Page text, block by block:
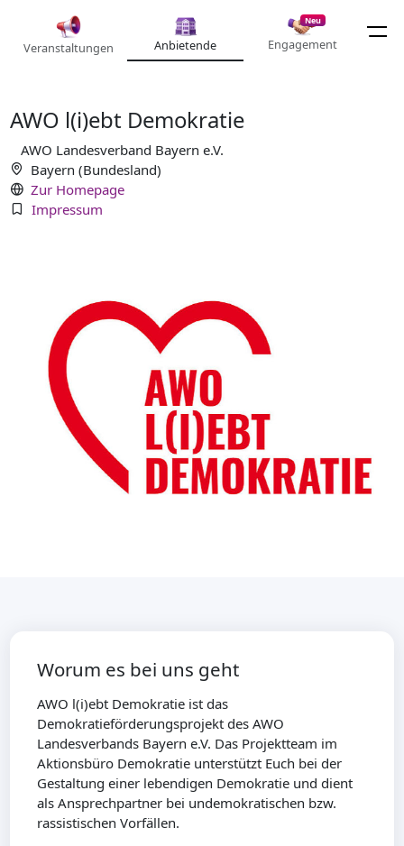
Veranstaltungen Anbietende
Neu
Engagement
AWO l(i)ebt Demokratie
AWO Landesverband Bayern e.V.
Bayern (Bundesland)
Zur Homepage
Impressum
Worum es bei uns geht
AWO l(i)ebt Demokratie ist das
Demokratieförderungsprojekt des AWO
Landesverbands Bayern e.V. Das Projektteam im
Aktionsbüro Demokratie unterstützt Euch bei der
Gestaltung einer lebendigen Demokratie und dient
als Ansprechpartner bei undemokratischen bzw.
rassistischen Vorfällen.